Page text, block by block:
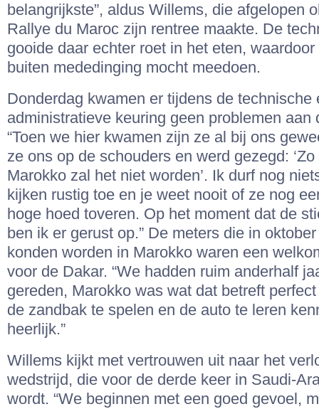
belangrijkste”, aldus Willems, die afgelopen
Rallye du Maroc zijn rentree maakte. De
gooide daar echter roet in het eten,
buiten mededinging mocht meedoen.
Donderdag kwamen er tijdens de technische
administratieve keuring geen problemen aan
“Toen we hier kwamen zijn ze al bij ons
ze ons op de schouders en werd gezegd:
Marokko zal het niet worden’. Ik durf nog
kijken rustig toe en je weet nooit of ze nog
hoge hoed toveren. Op het moment dat de
ben ik er gerust op.” De meters die in
konden worden in Marokko waren een
voor de Dakar. “We hadden ruim anderhalf
gereden, Marokko was wat dat betreft
de zandbak te spelen en de auto te leren
heerlijk.”
Willems kijkt met vertrouwen uit naar het
wedstrijd, die voor de derde keer in Saudi-
wordt. “We beginnen met een goed gevoel,